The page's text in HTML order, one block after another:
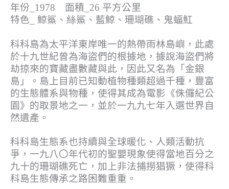
年份_1978 面積_26 平方公里
特色_ 鯨鯊、絲鯊、藍鯨、珊瑚礁、鬼蝠魟
科科島為太平洋東岸唯一的熱帶雨林島嶼，此處
於十九世紀曾為海盜們的根據地，據說海盜們將
劫掠來的寶藏盡數藏與此，因此又名為「金銀
島」。島上目前已知動植物種類超過千種，豐富
的生態體系與物種，使得其成為電影《侏儸紀公
園》的取景地之一，並於一九九七年入選世界自
然遺產。
科科島生態系也持續與全球暖化、人類活動抗
爭，一九八〇年代初的聖嬰現象使得當地百分之
九十的珊瑚礁死亡，加上非法捕撈猖獗，使得科
科島生態傳承之路困難重重。